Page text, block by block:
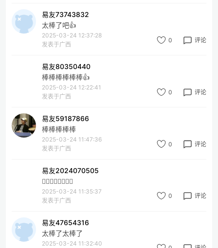
易友73743832
太棒了吧👍
2025-03-24 12:37:28
发表于广西
0 评论
易友80350440
棒棒棒棒棒棒👍
2025-03-24 12:22:41
发表于广西
0 评论
易友59187866
棒棒棒棒棒
2025-03-24 11:47:36
发表于广西
0 评论
易友2024070505
👍🏻👍🏻👍🏻👍🏻
2025-03-24 11:35:37
发表于广西
0 评论
易友47654316
太棒了太棒了
2025-03-24 11:32:40